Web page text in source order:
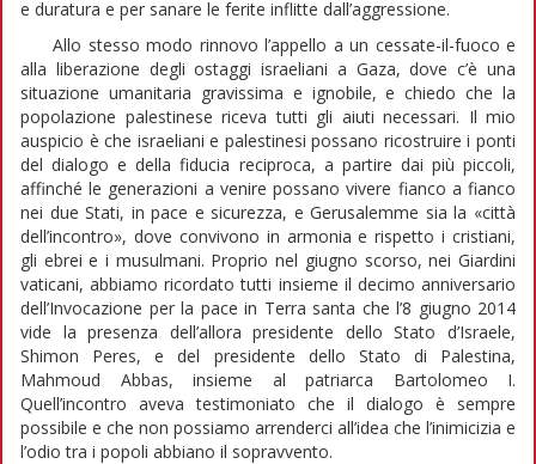
e duratura e per sanare le ferite inflitte dall’aggressione.
Allo stesso modo rinnovo l’appello a un cessate-il-fuoco e
alla liberazione degli ostaggi israeliani a Gaza, dove c’è una
situazione umanitaria gravissima e ignobile, e chiedo che la
popolazione palestinese riceva tutti gli aiuti necessari. Il mio
auspicio è che israeliani e palestinesi possano ricostruire i ponti
del dialogo e della fiducia reciproca, a partire dai più piccoli,
affinché le generazioni a venire possano vivere fianco a fianco
nei due Stati, in pace e sicurezza, e Gerusalemme sia la «città
dell’incontro», dove convivono in armonia e rispetto i cristiani,
gli ebrei e i musulmani. Proprio nel giugno scorso, nei Giardini
vaticani, abbiamo ricordato tutti insieme il decimo anniversario
dell’Invocazione per la pace in Terra santa che l’8 giugno 2014
vide la presenza dell’allora presidente dello Stato d’Israele,
Shimon Peres, e del presidente dello Stato di Palestina,
Mahmoud Abbas, insieme al patriarca Bartolomeo I.
Quell’incontro aveva testimoniato che il dialogo è sempre
possibile e che non possiamo arrenderci all’idea che l’inimicizia e
l’odio tra i popoli abbiano il sopravvento.